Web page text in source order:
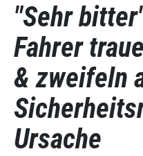
"Sehr
Fahrer
& zweifeln
Ursache